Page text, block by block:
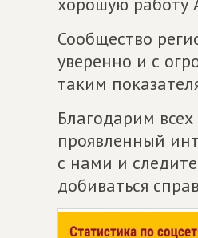
Сообщество
уверенно и с
таким
Благодарим
проявленный
с нами и
добиваться